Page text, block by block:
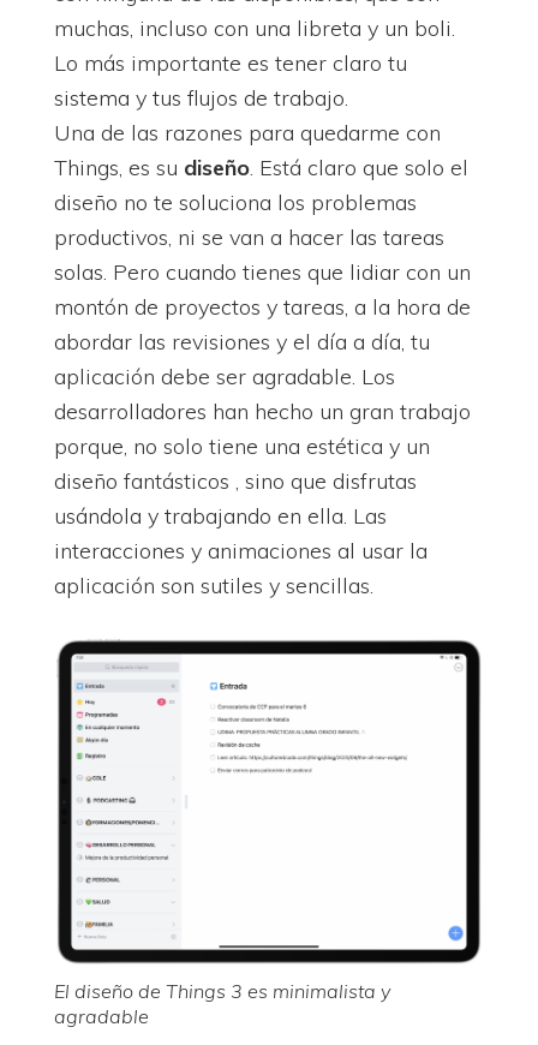
muchas, incluso con una libreta y un boli.
Lo más importante es tener claro tu
sistema y tus flujos de trabajo.
Una de las razones para quedarme con
Things, es su diseño. Está claro que solo el
diseño no te soluciona los problemas
productivos, ni se van a hacer las tareas
solas. Pero cuando tienes que lidiar con un
montón de proyectos y tareas, a la hora de
abordar las revisiones y el día a día, tu
aplicación debe ser agradable. Los
desarrolladores han hecho un gran trabajo
porque, no solo tiene una estética y un
diseño fantásticos , sino que disfrutas
usándola y trabajando en ella. Las
interacciones y animaciones al usar la
aplicación son sutiles y sencillas.
El diseño de Things 3 es minimalista y
agradable